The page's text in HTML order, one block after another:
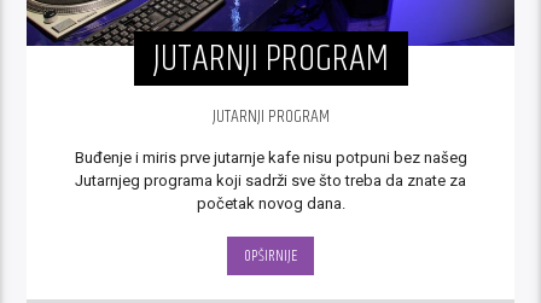
JUTARNJI PROGRAM
JUTARNJI PROGRAM
Buđenje i miris prve jutarnje kafe nisu potpuni bez našeg
Jutarnjeg programa koji sadrži sve što treba da znate za
početak novog dana.
OPŠIRNIJE